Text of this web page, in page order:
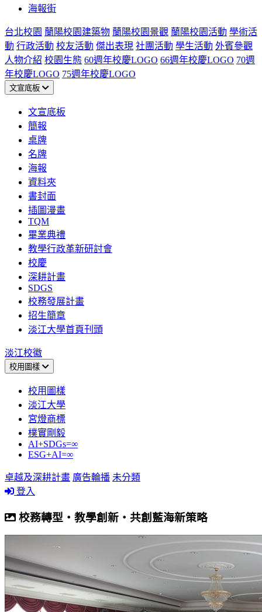
海報街
台北校園 蘭陽校園建築物 蘭陽校園景觀 蘭陽校園活動 學術活
動 行政活動 校友活動 傑出表現 社團活動 學生活動 外賓參觀
人物介紹 校園生態 60週年校慶LOGO 66週年校慶LOGO 70週
年校慶LOGO 75週年校慶LOGO
文宣底板
文宣底板
簡報
桌牌
名牌
海報
資料夾
書封面
插圖漫畫
TQM
畢業典禮
教學行政革新研討會
校慶
深耕計畫
SDGS
校務發展計畫
招生簡章
淡江大學首頁刊頭
淡江校徽
校用圖樣
校用圖樣
淡江大學
宮燈商標
樸實剛毅
AI+SDGs=∞
ESG+AI=∞
卓越及深耕計畫 廣告輪播 未分類
登入
校務轉型‧教學創新‧共創藍海新策略